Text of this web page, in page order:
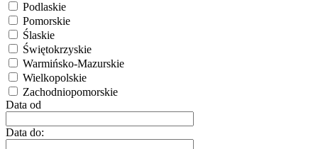
Podlaskie
Pomorskie
Ślaskie
Świętokrzyskie
Warmińsko-Mazurskie
Wielkopolskie
Zachodniopomorskie
Data od
Data do: